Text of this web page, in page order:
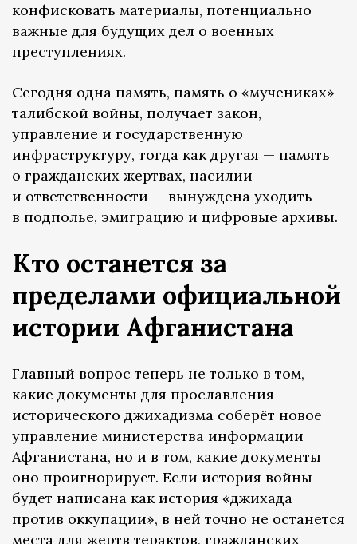
конфисковать материалы, потенциально
важные для будущих дел о военных
преступлениях.
Сегодня одна память, память о «мучениках»
талибской войны, получает закон,
управление и государственную
инфраструктуру, тогда как другая — память
о гражданских жертвах, насилии
и ответственности — вынуждена уходить
в подполье, эмиграцию и цифровые архивы.
Кто останется за
пределами официальной
истории Афганистана
Главный вопрос теперь не только в том,
какие документы для прославления
исторического джихадизма соберёт новое
управление министерства информации
Афганистана, но и в том, какие документы
оно проигнорирует. Если история войны
будет написана как история «джихада
против оккупации», в ней точно не останется
места для жертв терактов, гражданских